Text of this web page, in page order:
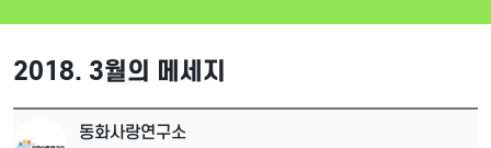
2018. 3월의 메세지
동화사랑연구소